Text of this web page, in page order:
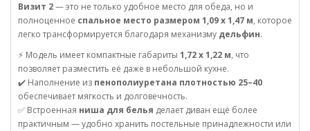
Визит 2— это не только удобное место для обеда, но и
полноценное спальное место размером 1,09 х 1,47 м, которое
легко трансформируется благодаря механизму дельфин.
⚡ Модель имеет компактные габариты 1,72 х 1,22 м, что
позволяет разместить её даже в небольшой кухне.
✔️ Наполнение из пенополиуретана плотностью 25–40
обеспечивает мягкость и долговечность.
✅ Встроенная ниша для белья делает диван ещё более
практичным — удобно хранить постельные принадлежности или